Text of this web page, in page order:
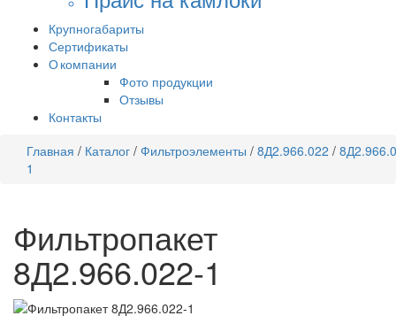
Крупногабариты
Сертификаты
О компании
Фото продукции
Отзывы
Контакты
Главная / Каталог / Фильтроэлементы / 8Д2.966.022 /
1
Фильтропакет
8Д2.966.022-1